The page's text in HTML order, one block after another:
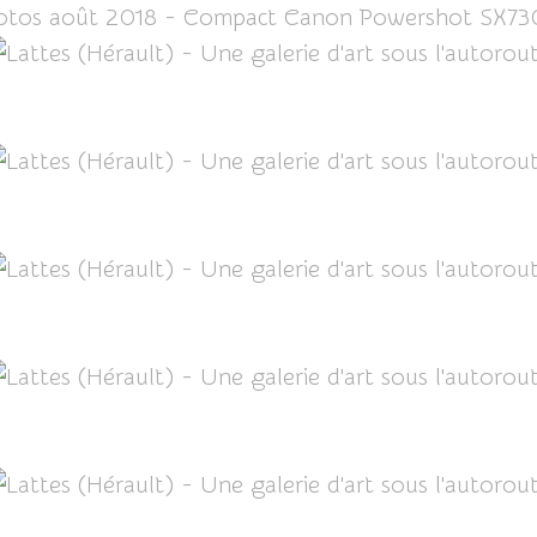
août 2018 - Compact Canon Powershot